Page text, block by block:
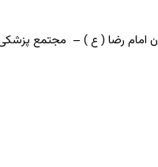
امام رضا ( ع ) – مجتمع